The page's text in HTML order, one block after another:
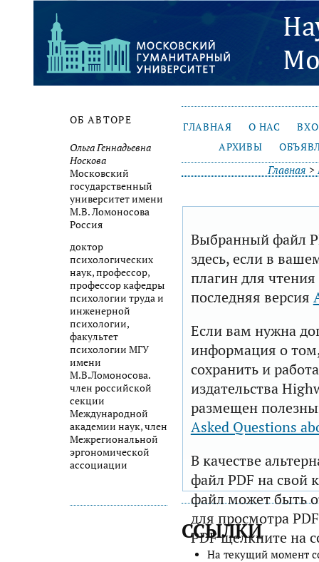
ОБ АВТОРЕ
Ольга Геннадьевна
Носкова
Московский
государственный
университет имени
М.В. Ломоносова
Россия
доктор
психологических
наук, профессор,
профессор кафедры
психологии труда и
инженерной
психологии,
факультет
психологии МГУ
имени
М.В.Ломоносова.
член российской
секции
Международной
академии наук, член
Межрегиональной
эргономической
ассоциации
ГЛАВНАЯ О НАС
АРХИВЫ
Главная >
Выбранный файл
здесь, если в
плагин для
последняя версия
Если вам нужна
информация о том,
сохранить и
издательства
размещен
Asked Questions
В качестве
файл PDF на свой
файл может быть
для просмотра
PDF щелкните на
ССЫЛКИ
На текущий момент